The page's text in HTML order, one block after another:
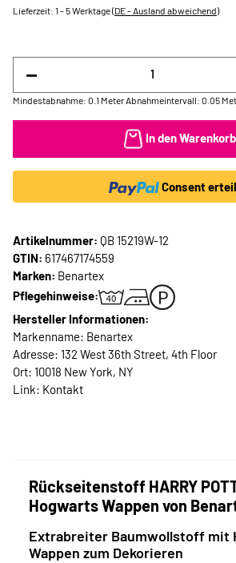
Lieferzeit: 1 - 5 Werktage(DE - Ausland abweichend)
Mindestabnahme: 0.1 Meter Abnahmeintervall: 0.05
In den Warenkorb
Consent
Artikelnummer: QB 15219W-12
GTIN: 617467174559
Marken: Benartex
Pflegehinweise:
Hersteller Informationen:
Markenname: Benartex
Adresse: 132 West 36th Street, 4th Floor
Ort: 10018 New York, NY
Link: Kontakt
Rückseitenstoff HARRY
Hogwarts Wappen von
Extrabreiter Baumwollstoff mit
Wappen zum Dekorieren